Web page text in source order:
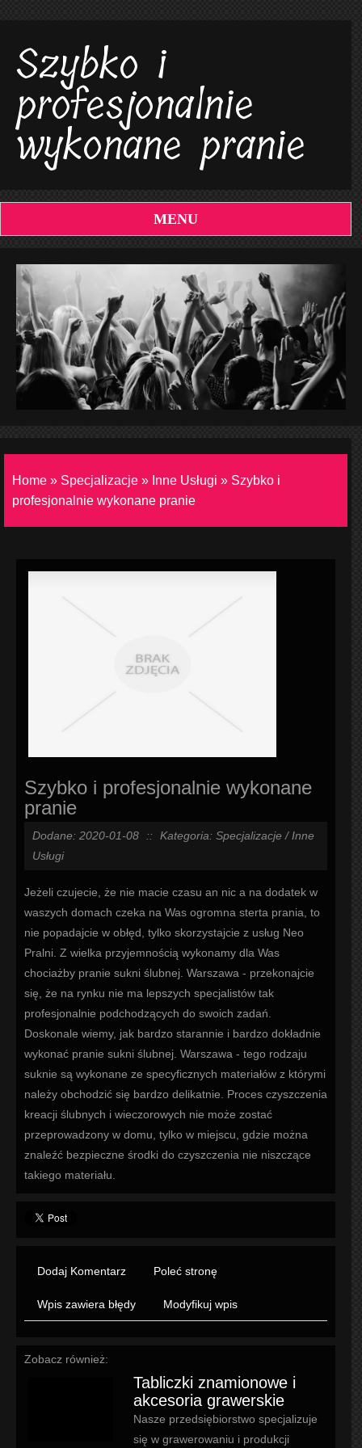
Szybko i
profesjonalnie
wykonane pranie
MENU
Home » Specjalizacje » Inne Usługi » Szybko i
profesjonalnie wykonane pranie
Szybko i profesjonalnie wykonane
pranie
Dodane: 2020-01-08 ::
Kategoria: Specjalizacje / Inne
Usługi
Jeżeli czujecie, że nie macie czasu an nic a na dodatek w
waszych domach czeka na Was ogromna sterta prania, to
nie popadajcie w obłęd, tylko skorzystajcie z usług Neo
Pralni. Z wielka przyjemnością wykonamy dla Was
chociażby pranie sukni ślubnej. Warszawa - przekonajcie
się, że na rynku nie ma lepszych specjalistów tak
profesjonalnie podchodzących do swoich zadań.
Doskonale wiemy, jak bardzo starannie i bardzo dokładnie
wykonać pranie sukni ślubnej. Warszawa - tego rodzaju
suknie są wykonane ze specyficznych materiałów z którymi
należy obchodzić się bardzo delikatnie. Proces czyszczenia
kreacji ślubnych i wieczorowych nie może zostać
przeprowadzony w domu, tylko w miejscu, gdzie można
znaleźć bezpieczne środki do czyszczenia nie niszczące
takiego materiału.
Dodaj Komentarz Poleć stronę
Wpis zawiera błędy Modyfikuj wpis
Zobacz również:
Tabliczki znamionowe i
akcesoria grawerskie
Nasze przedsiębiorstwo specjalizuje
się w grawerowaniu i produkcji